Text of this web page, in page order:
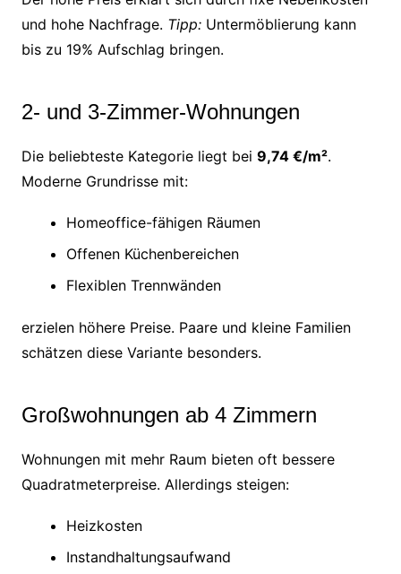
und hohe Nachfrage. Tipp:Untermöblierung kann
bis zu 19% Aufschlag bringen.
2- und 3-Zimmer-Wohnungen
Die beliebteste Kategorie liegt bei 9,74 €/m².
Moderne Grundrisse mit:
Homeoffice-fähigen Räumen
Offenen Küchenbereichen
Flexiblen Trennwänden
erzielen höhere Preise. Paare und kleine Familien
schätzen diese Variante besonders.
Großwohnungen ab 4 Zimmern
Wohnungen mit mehr Raum bieten oft bessere
Quadratmeterpreise. Allerdings steigen:
Heizkosten
Instandhaltungsaufwand